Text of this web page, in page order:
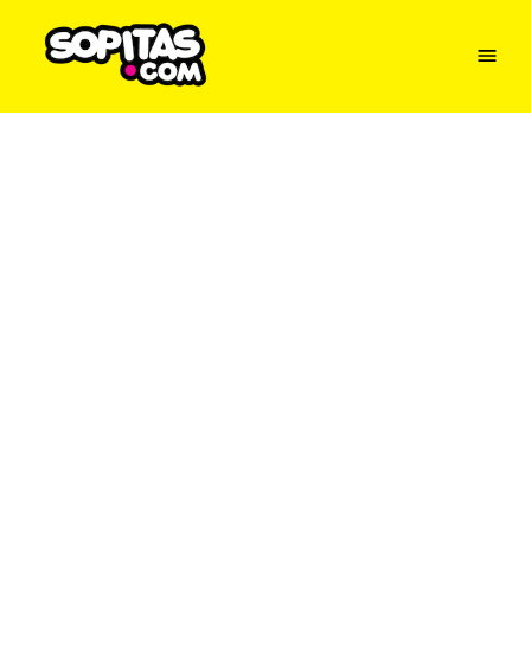
Menu